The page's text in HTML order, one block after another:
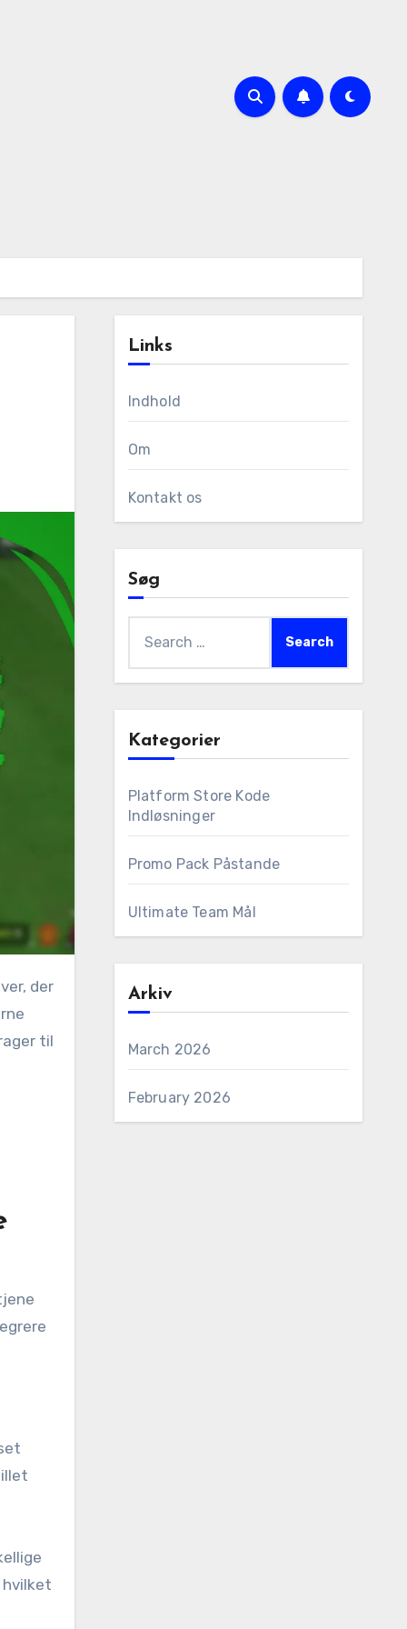
til
Links
Indhold
Om
Kontakt os
Søg
for:
Kategorier
Platform Store Kode
Indløsninger
Promo Pack Påstande
Ultimate Team Mål
Arkiv
March 2026
February 2026